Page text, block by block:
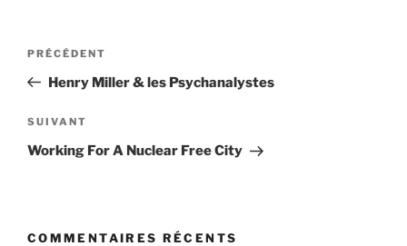
Navigation
l’article
Article
précédent
PRÉCÉDENT
Henry Miller & les Psychanalystes
Article
suivant
SUIVANT
Working For A Nuclear Free City
COMMENTAIRES RÉCENTS